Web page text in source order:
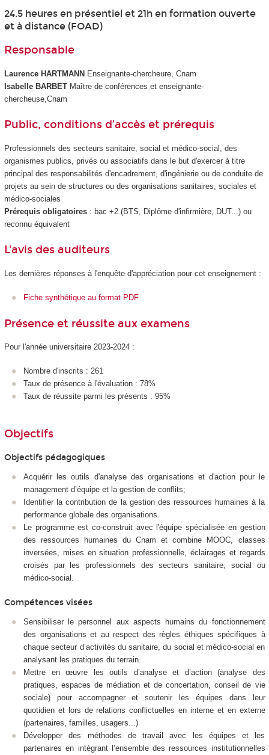
24.5 heures en présentiel et 21h en formation ouverte
et à distance (FOAD)
Responsable
Laurence HARTMANN Enseignante-chercheure, Cnam
Isabelle BARBETMaître de conférences et enseignante-
chercheuse,Cnam
Public, conditions d’accès et prérequis
Professionnels des secteurs sanitaire, social et médico-social, des
organismes publics, privés ou associatifs dans le but d'exercer à titre
principal des responsabilités d'encadrement, d'ingénierie ou de conduite de
projets au sein de structures ou des organisations sanitaires, sociales et
médico-sociales
Prérequis obligatoires: bac +2 (BTS, Diplôme d'infirmière, DUT...) ou
reconnu équivalent
L'avis des auditeurs
Les dernières réponses à l'enquête d'appréciation pour cet enseignement :
Fiche synthétique au format PDF
Présence et réussite aux examens
Pour l'année universitaire 2023-2024 :
Nombre d'inscrits : 261
Taux de présence à l'évaluation : 78%
Taux de réussite parmi les présents : 95%
Objectifs
Objectifs pédagogiques
Acquérir les outils d'analyse des organisations et d'action pour le
management d’équipe et la gestion de conflits;
Identifier la contribution de la gestion des ressources humaines à la
performance globale des organisations.
Le programme est co-construit avec l'équipe spécialisée en gestion
des ressources humaines du Cnam et combine MOOC, classes
inversées, mises en situation professionnelle, éclairages et regards
croisés par les professionnels des secteurs sanitaire, social ou
médico-social.
Compétences visées
Sensibiliser le personnel aux aspects humains du fonctionnement
des organisations et au respect des règles éthiques spécifiques à
chaque secteur d’activités du sanitaire, du social et médico-social en
analysant les pratiques du terrain.
Mettre en œuvre les outils d’analyse et d’action (analyse des
pratiques, espaces de médiation et de concertation, conseil de vie
sociale) pour accompagner et soutenir les équipes dans leur
quotidien et lors de relations conflictuelles en interne et en externe
(partenaires, familles, usagers...)
Développer des méthodes de travail avec les équipes et les
partenaires en intégrant l’ensemble des ressources institutionnelles